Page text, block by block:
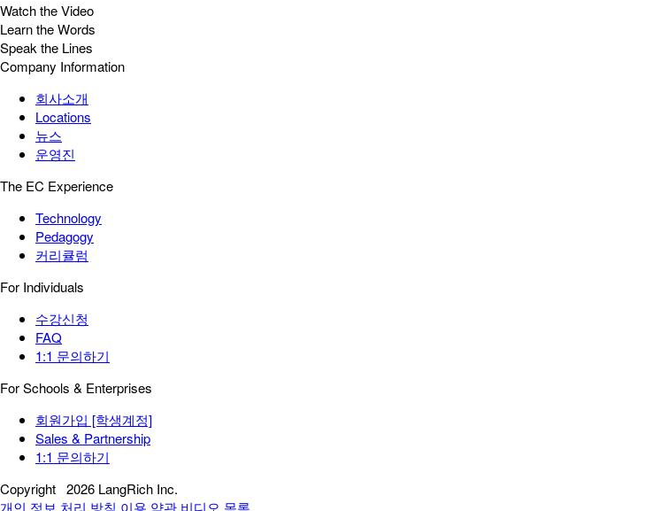
Watch the Video
Learn the Words
Speak the Lines
Company Information
회사소개
Locations
뉴스
운영진
The EC Experience
Technology
Pedagogy
커리큘럼
For Individuals
수강신청
FAQ
1:1 문의하기
For Schools & Enterprises
회원가입 [학생계정]
Sales & Partnership
1:1 문의하기
Copyright 2026 LangRich Inc.